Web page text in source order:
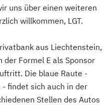
uns über einen weiteren
willkommen, LGT.
aus Liechtenstein,
Formel E als Sponsor
Die blaue Raute -
findet sich auch in der
Stellen des Autos